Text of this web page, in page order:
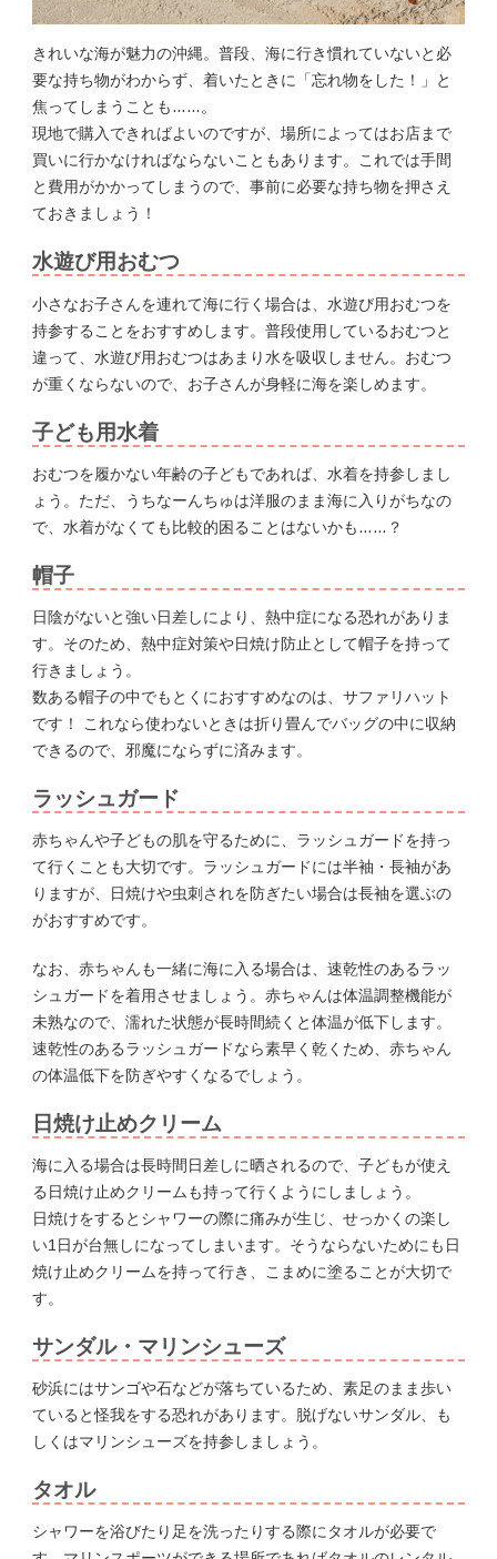
きれいな海が魅力の沖縄。普段、海に行き慣れていないと必
要な持ち物がわからず、着いたときに「忘れ物をした！」と
焦ってしまうことも……。
現地で購入できればよいのですが、場所によってはお店まで
買いに行かなければならないこともあります。これでは手間
と費用がかかってしまうので、事前に必要な持ち物を押さえ
ておきましょう！
水遊び用おむつ
小さなお子さんを連れて海に行く場合は、水遊び用おむつを
持参することをおすすめします。普段使用しているおむつと
違って、水遊び用おむつはあまり水を吸収しません。おむつ
が重くならないので、お子さんが身軽に海を楽しめます。
子ども用水着
おむつを履かない年齢の子どもであれば、水着を持参しまし
ょう。ただ、うちなーんちゅは洋服のまま海に入りがちなの
で、水着がなくても比較的困ることはないかも……？
帽子
日陰がないと強い日差しにより、熱中症になる恐れがありま
す。そのため、熱中症対策や日焼け防止として帽子を持って
行きましょう。
数ある帽子の中でもとくにおすすめなのは、サファリハット
です！ これなら使わないときは折り畳んでバッグの中に収納
できるので、邪魔にならずに済みます。
ラッシュガード
赤ちゃんや子どもの肌を守るために、ラッシュガードを持っ
て行くことも大切です。ラッシュガードには半袖・長袖があ
りますが、日焼けや虫刺されを防ぎたい場合は長袖を選ぶの
がおすすめです。
なお、赤ちゃんも一緒に海に入る場合は、速乾性のあるラッ
シュガードを着用させましょう。赤ちゃんは体温調整機能が
未熟なので、濡れた状態が長時間続くと体温が低下します。
速乾性のあるラッシュガードなら素早く乾くため、赤ちゃん
の体温低下を防ぎやすくなるでしょう。
日焼け止めクリーム
海に入る場合は長時間日差しに晒されるので、子どもが使え
る日焼け止めクリームも持って行くようにしましょう。
日焼けをするとシャワーの際に痛みが生じ、せっかくの楽し
い1日が台無しになってしまいます。そうならないためにも日
焼け止めクリームを持って行き、こまめに塗ることが大切で
す。
サンダル・マリンシューズ
砂浜にはサンゴや石などが落ちているため、素足のまま歩い
ていると怪我をする恐れがあります。脱げないサンダル、も
しくはマリンシューズを持参しましょう。
タオル
シャワーを浴びたり足を洗ったりする際にタオルが必要で